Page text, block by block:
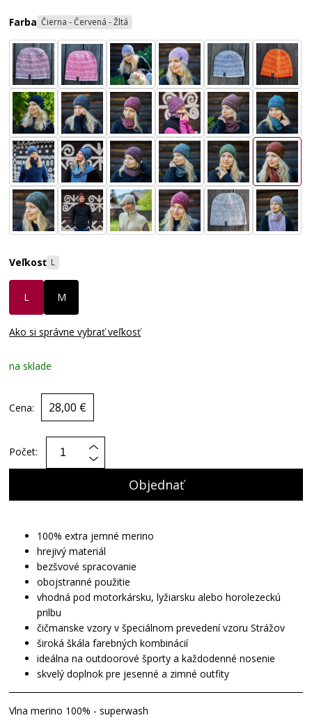
Farba Čierna - Červená - Žltá
Veľkosť L
L M
Ako si správne vybrať veľkosť
na sklade
Cena: 28,00 €
Počet:
Objednať
100% extra jemné merino
hrejivý materiál
bezšvové spracovanie
obojstranné použitie
vhodná pod motorkársku, lyžiarsku alebo horolezeckú
prilbu
čičmanske vzory v špeciálnom prevedení vzoru Strážov
široká škála farebných kombinácií
ideálna na outdoorové športy a každodenné nosenie
skvelý doplnok pre jesenné a zimné outfity
Vlna merino 100% - superwash